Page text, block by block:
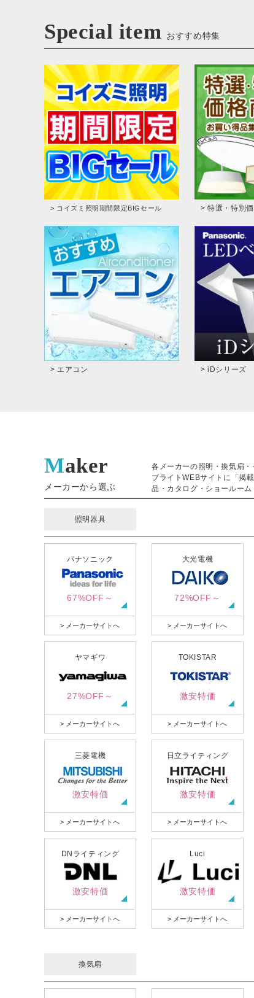
Special item おすすめ特集
> コイズミ照明期間限定BIGセール > 特選・特別
> エアコン > iDシリーズ
Maker
メーカーから選ぶ
各メーカーの照明・換気扇
ブライトWEBサイトに「掲
品・カタログ・ショールー
照明器具
パナソニック
67%OFF～
> メーカーサイトへ
大光電機
72%OFF～
> メーカーサイトへ
ヤマギワ
27%OFF～
> メーカーサイトへ
TOKISTAR
激安特価
> メーカーサイトへ
三菱電機
激安特価
> メーカーサイトへ
日立ライティング
激安特価
> メーカーサイトへ
DNライティング
激安特価
> メーカーサイトへ
Luci
激安特価
> メーカーサイトへ
換気扇